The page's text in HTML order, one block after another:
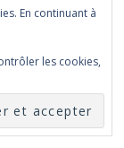
fait ?
et bonnes
En continuant à
les cookies,